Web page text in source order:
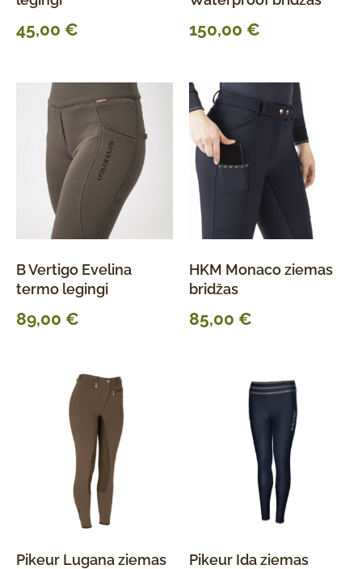
45,00 € 150,00 €
B Vertigo Evelina
termo legingi
89,00 €
HKM Monaco ziemas
bridžas
85,00 €
Pikeur Lugana ziemas
Pikeur Ida ziemas